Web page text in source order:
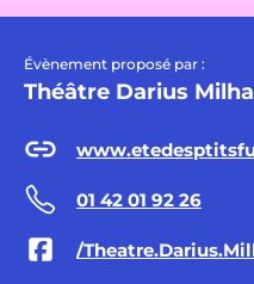
Évènement proposé par :
Théâtre Darius
01 42 01 92 26
/